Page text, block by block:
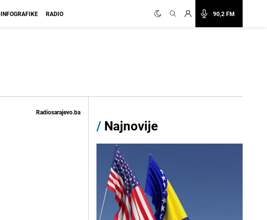
90,2 FM
INFOGRAFIKE RADIO
Radiosarajevo.ba
/ Najnovije